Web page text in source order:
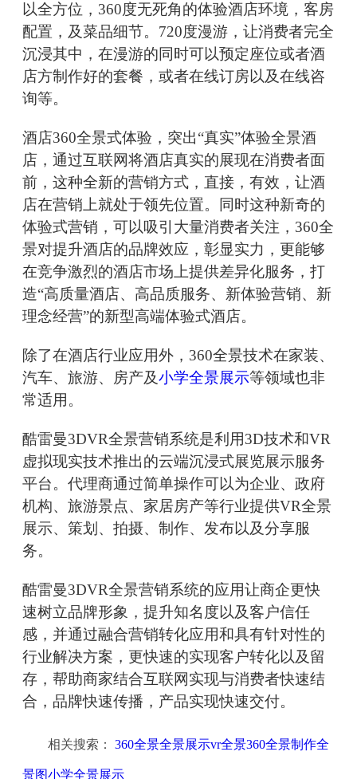
以全方位，360度无死角的体验酒店环境，客房
配置，及菜品细节。720度漫游，让消费者完全
沉浸其中，在漫游的同时可以预定座位或者酒
店方制作好的套餐，或者在线订房以及在线咨
询等。
酒店360全景式体验，突出“真实”体验全景酒
店，通过互联网将酒店真实的展现在消费者面
前，这种全新的营销方式，直接，有效，让酒
店在营销上就处于领先位置。同时这种新奇的
体验式营销，可以吸引大量消费者关注，360全
景对提升酒店的品牌效应，彰显实力，更能够
在竞争激烈的酒店市场上提供差异化服务，打
造“高质量酒店、高品质服务、新体验营销、新
理念经营”的新型高端体验式酒店。
除了在酒店行业应用外，360全景技术在家装、
汽车、旅游、房产及小学全景展示等领域也非
常适用。
酷雷曼3DVR全景营销系统是利用3D技术和VR
虚拟现实技术推出的云端沉浸式展览展示服务
平台。代理商通过简单操作可以为企业、政府
机构、旅游景点、家居房产等行业提供VR全景
展示、策划、拍摄、制作、发布以及分享服
务。
酷雷曼3DVR全景营销系统的应用让商企更快
速树立品牌形象，提升知名度以及客户信任
感，并通过融合营销转化应用和具有针对性的
行业解决方案，更快速的实现客户转化以及留
存，帮助商家结合互联网实现与消费者快速结
合，品牌快速传播，产品实现快速交付。
相关搜索： 360全景全景展示vr全景360全景制作全
景图小学全景展示